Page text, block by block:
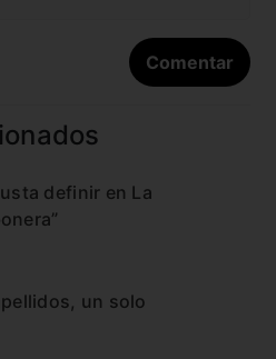
definir en La
un solo